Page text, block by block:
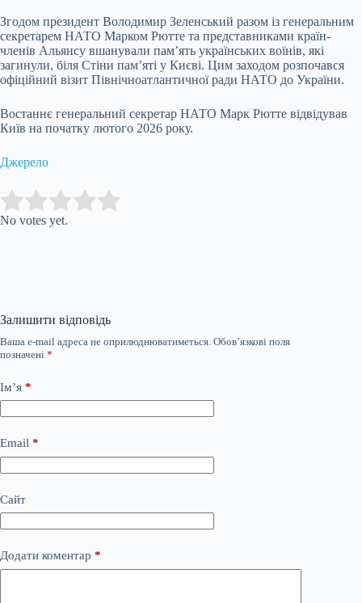
Згодом президент Володимир Зеленський разом із генеральним
секретарем НАТО Марком Рютте та представниками країн-
членів Альянсу вшанували пам’ять українських воїнів, які
загинули, біля Стіни пам’яті у Києві. Цим заходом розпочався
офіційний візит Північноатлантичної ради НАТО до України.
Востаннє генеральний секретар НАТО Марк Рютте відвідував
Київ на початку лютого 2026 року.
Джерело
Rate this item:
No votes yet.
Залишити відповідь
Ваша e-mail адреса не оприлюднюватиметься. Обов’язкові поля
позначені *
Ім’я *
Email *
Сайт
Додати коментар *